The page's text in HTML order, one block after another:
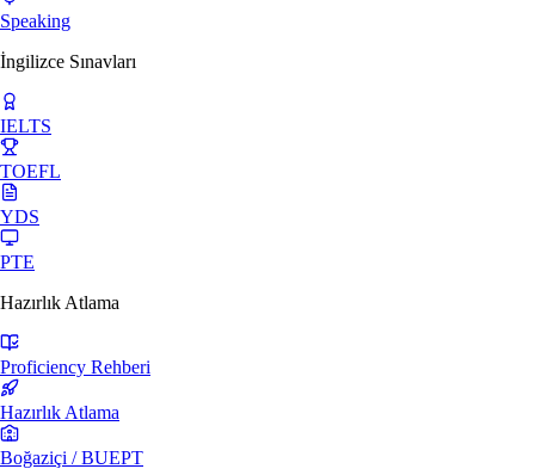
Speaking
İngilizce Sınavları
IELTS
TOEFL
YDS
PTE
Hazırlık Atlama
Proficiency Rehberi
Hazırlık Atlama
Boğaziçi / BUEPT